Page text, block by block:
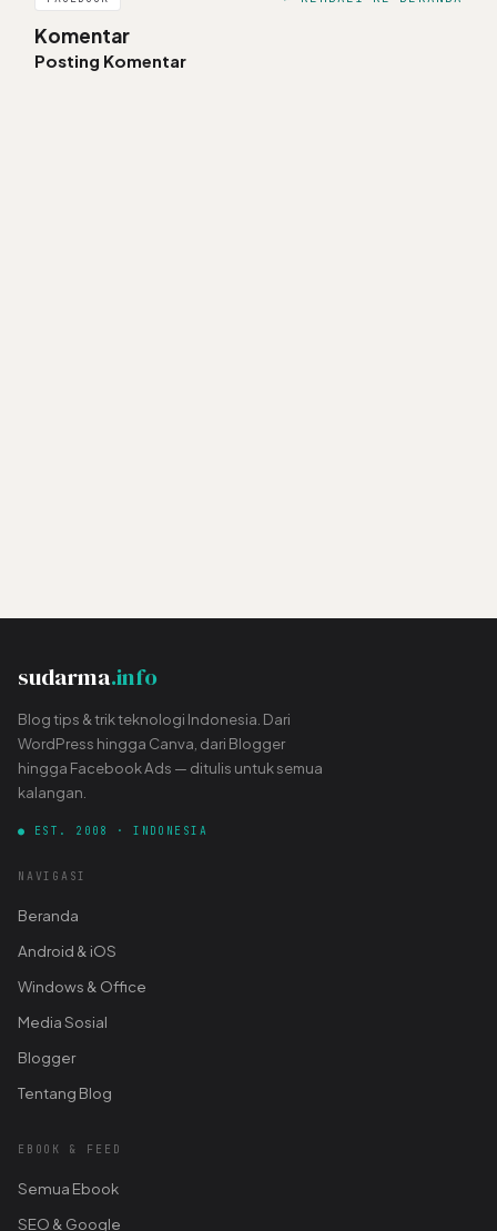
Komentar
Posting Komentar
sudarma.info
Blog tips & trik teknologi Indonesia. Dari
WordPress hingga Canva, dari Blogger
hingga Facebook Ads — ditulis untuk semua
kalangan.
● EST. 2008 · INDONESIA
NAVIGASI
Beranda
Android & iOS
Windows & Office
Media Sosial
Blogger
Tentang Blog
EBOOK & FEED
Semua Ebook
SEO & Google